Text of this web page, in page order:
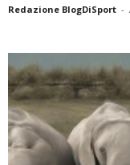
Redazione BlogDiSport -